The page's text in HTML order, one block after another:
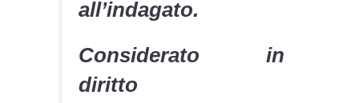
all’indagato.
Considerato in
diritto